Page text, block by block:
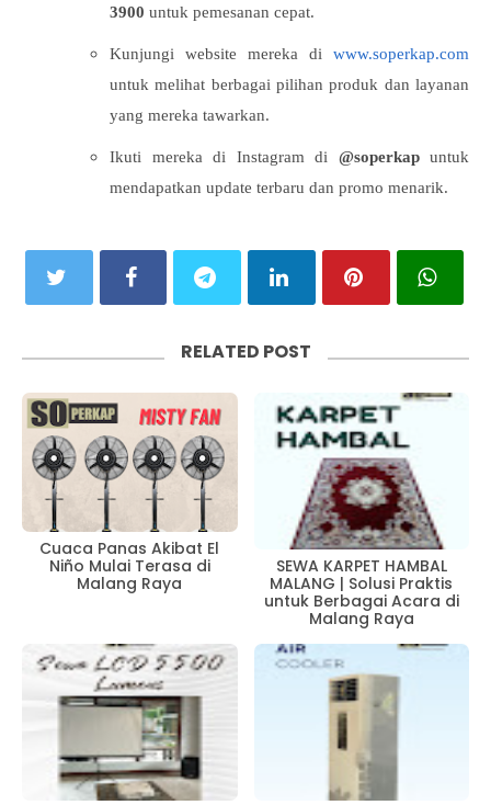
3900 untuk pemesanan cepat.
Kunjungi website mereka di www.soperkap.com
untuk melihat berbagai pilihan produk dan layanan
yang mereka tawarkan.
Ikuti mereka di Instagram di @soperkapuntuk
mendapatkan update terbaru dan promo menarik.
RELATED POST
Cuaca Panas Akibat El
Niño Mulai Terasa di
Malang Raya
SEWA KARPET HAMBAL
MALANG | Solusi Praktis
untuk Berbagai Acara di
Malang Raya